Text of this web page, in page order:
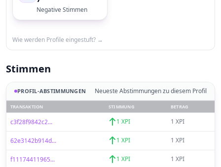
Negative Stimmen
Wie werden Profile eingestuft? →
Stimmen
PROFIL-ABSTIMMUNGEN Neueste Abstimmungen zu diesem Profil
TRANSAKTION STIMMUNG BETRAG
c3f28f9842c2... 1 XPI 1 XPI
62e3142b914d... 1 XPI 1 XPI
f11174411965... 1 XPI 1 XPI